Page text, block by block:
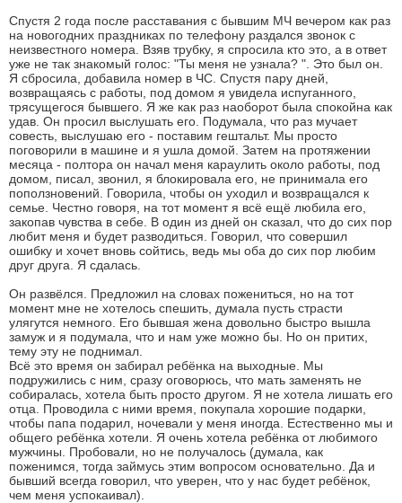
Спустя 2 года после расставания с бывшим МЧ вечером как раз
на новогодних праздниках по телефону раздался звонок с
неизвестного номера. Взяв трубку, я спросила кто это, а в ответ
уже не так знакомый голос: "Ты меня не узнала? ". Это был он.
Я сбросила, добавила номер в ЧС. Спустя пару дней,
возвращаясь с работы, под домом я увидела испуганного,
трясущегося бывшего. Я же как раз наоборот была спокойна как
удав. Он просил выслушать его. Подумала, что раз мучает
совесть, выслушаю его - поставим гештальт. Мы просто
поговорили в машине и я ушла домой. Затем на протяжении
месяца - полтора он начал меня караулить около работы, под
домом, писал, звонил, я блокировала его, не принимала его
поползновений. Говорила, чтобы он уходил и возвращался к
семье. Честно говоря, на тот момент я всё ещё любила его,
закопав чувства в себе. В один из дней он сказал, что до сих пор
любит меня и будет разводиться. Говорил, что совершил
ошибку и хочет вновь сойтись, ведь мы оба до сих пор любим
друг друга. Я сдалась.
Он развёлся. Предложил на словах пожениться, но на тот
момент мне не хотелось спешить, думала пусть страсти
улягутся немного. Его бывшая жена довольно быстро вышла
замуж и я подумала, что и нам уже можно бы. Но он притих,
тему эту не поднимал.
Всё это время он забирал ребёнка на выходные. Мы
подружились с ним, сразу оговорюсь, что мать заменять не
собиралась, хотела быть просто другом. Я не хотела лишать его
отца. Проводила с ними время, покупала хорошие подарки,
чтобы папа подарил, ночевали у меня иногда. Естественно мы и
общего ребёнка хотели. Я очень хотела ребёнка от любимого
мужчины. Пробовали, но не получалось (думала, как
поженимся, тогда займусь этим вопросом основательно. Да и
бывший всегда говорил, что уверен, что у нас будет ребёнок,
чем меня успокаивал).